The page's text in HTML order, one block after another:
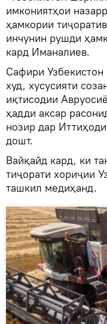
имкониятҳои
ҳамкории
инчунин рушди
кард Иманалиев.
Сафири
худ, хусусияти
иқтисодии
ҳадди аксар
нозир дар
дошт.
Вайқайд кард, ки
тиҷорати хориҷии
ташкил медиҳанд.